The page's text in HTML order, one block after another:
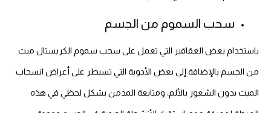
سحب السموم من الجسم
باستخدام بعض العقاقير التي تعمل على سحب سموم الكريستال ميث
من الجسم بالإضافة إلى بعض الأدوية التي تسيطر على أعراض انسحاب
الميث بدون الشعور بالألم، ومتابعة المدمن بشكل لحظي في هذه